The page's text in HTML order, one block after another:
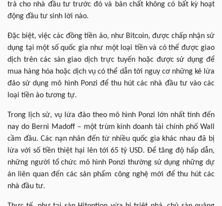
trả cho nhà đầu tư trước đó và bản chất không có bất kỳ hoạt
động đầu tư sinh lời nào.
Đặc biệt, việc các đồng tiền ảo, như Bitcoin, được chấp nhận sử
dụng tại một số quốc gia như một loại tiền và có thể được giao
dịch trên các sàn giao dịch trực tuyến hoặc được sử dụng để
mua hàng hóa hoặc dịch vụ có thể dẫn tới nguy cơ những kẻ lừa
đảo sử dụng mô hình Ponzi để thu hút các nhà đầu tư vào các
loại tiền ảo tương tự.
Trong lịch sử, vụ lừa đảo theo mô hình Ponzi lớn nhất tính đến
nay do Berni Madoff – một trùm kinh doanh tài chính phố Wall
cầm đầu. Các nạn nhân đến từ nhiều quốc gia khác nhau đã bị
lừa với số tiền thiệt hại lên tới 65 tỷ USD. Để tăng độ hấp dẫn,
những người tổ chức mô hình Ponzi thường sử dụng những dự
án liên quan đến các sản phẩm công nghệ mới để thu hút các
nhà đầu tư.